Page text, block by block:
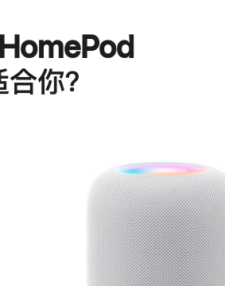
你？
进
一
步
了
解
HomePod<